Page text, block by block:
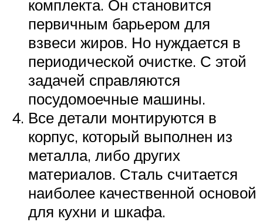
комплекта. Он становится
первичным барьером для
взвеси жиров. Но нуждается в
периодической очистке. С этой
задачей справляются
посудомоечные машины.
Все детали монтируются в
корпус, который выполнен из
металла, либо других
материалов. Сталь считается
наиболее качественной основой
для кухни и шкафа.